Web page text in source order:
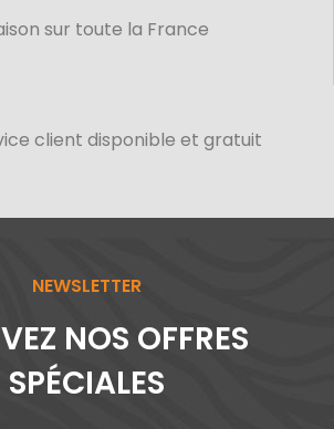
sur toute la France
client disponible et gratuit
NEWSLETTER
NOS OFFRES
SPÉCIALES